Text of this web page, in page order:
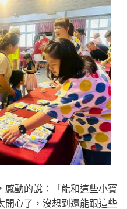
感動的說：「能和這些小寶
開心了，沒想到還能跟這些